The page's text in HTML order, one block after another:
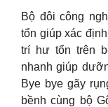
Bộ đôi công
tổn giúp xác
trí hư tổn trên
nhanh giúp
Bye bye gãy
bềnh cùng bộ